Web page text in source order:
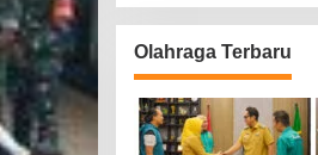
Olahraga Terbaru